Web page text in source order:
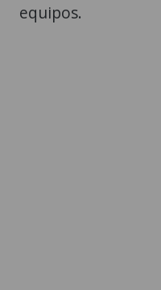
equipos.